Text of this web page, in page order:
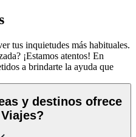
tus inquietudes más habituales.
¡Estamos atentos! En
a brindarte la ayuda que
y destinos ofrece